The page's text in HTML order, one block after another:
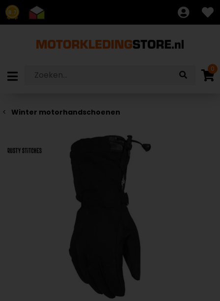
8.7
0
Winter motorhandschoenen